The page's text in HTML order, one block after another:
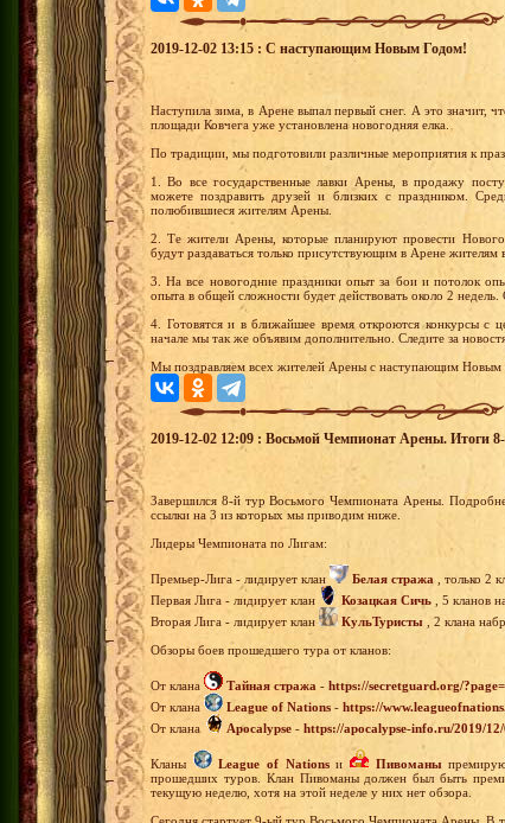
2019-12-02 13:15 : С наступающим Новым Годом!
Наступила зима, в Арене выпал первый снег. А это значит,
площади Ковчега уже установлена новогодняя елка.
По традиции, мы подготовили различные мероприятия к
1. Во все государственные лавки Арены, в продажу
можете поздравить друзей и близких с праздником.
полюбившиеся жителям Арены.
2. Те жители Арены, которые планируют провести
будут раздаваться только присутствующим в Арене жителям
3. На все новогодние праздники опыт за бои и потолок
опыта в общей сложности будет действовать около 2
4. Готовятся и в ближайшее время откроются конкурсы с
начале мы так же объявим дополнительно. Следите за
Мы поздравляем всех жителей Арены с наступающим Новым
2019-12-02 12:09 : Восьмой Чемпионат Арены. Итоги 8-
Завершился 8-й тур Восьмого Чемпионата Арены.
ссылки на 3 из которых мы приводим ниже.
Лидеры Чемпионата по Лигам:
Премьер-Лига - лидирует клан Белая стража , только 2
Первая Лига - лидирует клан
Козацкая Сичь , 5 кланов
Вторая Лига - лидирует клан
КульТуристы , 2 клана
Обзоры боев прошедшего тура от кланов:
От клана Тайная стража - https://secretguard.org/
От клана
League of Nations - https://
От клана
Apocalypse - https://apocalypse-info.ru/2019/
Кланы League of Nationsи Пивоманы
прошедших туров. Клан Пивоманы должен был быть
текущую неделю, хотя на этой неделе у них нет обзора.